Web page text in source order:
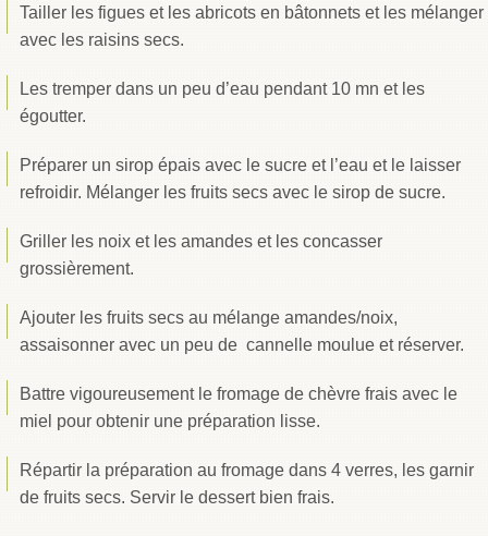
Tailler les figues et les abricots en bâtonnets et les mélanger
avec les raisins secs.
Les tremper dans un peu d’eau pendant 10 mn et les
égoutter.
Préparer un sirop épais avec le sucre et l’eau et le laisser
refroidir. Mélanger les fruits secs avec le sirop de sucre.
Griller les noix et les amandes et les concasser
grossièrement.
Ajouter les fruits secs au mélange amandes/noix,
assaisonner avec un peu de cannelle moulue et réserver.
Battre vigoureusement le fromage de chèvre frais avec le
miel pour obtenir une préparation lisse.
Répartir la préparation au fromage dans 4 verres, les garnir
de fruits secs. Servir le dessert bien frais.